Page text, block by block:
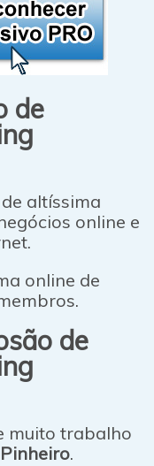
de
altíssima
online e
online de
de
muito trabalho
.